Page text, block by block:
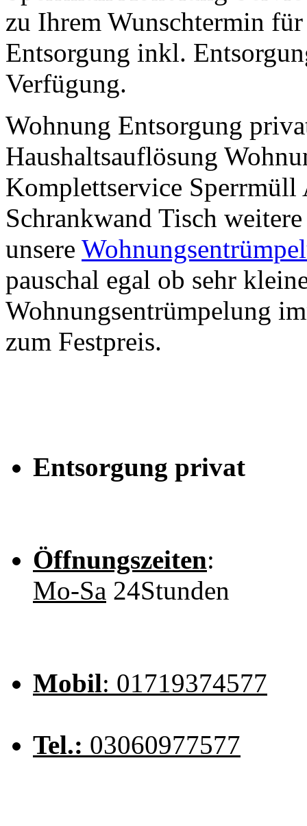
zu Ihrem Wunschtermin
Entsorgung inkl.
Verfügung.
Wohnung Entsorgung
Haushaltsauflösung
Komplettservice Sperrmüll
Schrankwand Tisch
unsere
pauschal egal ob sehr
Wohnungsentrümpelung
zum Festpreis.
Entsorgung privat
Öffnungszeiten:
Mo-Sa 24Stunden
Mobil: 01719374577
Tel.: 03060977577